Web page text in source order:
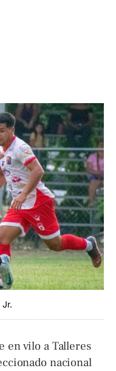
Jr.
en vilo a Talleres
nacional